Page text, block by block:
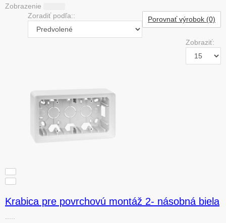
Zobrazenie
Porovnať výrobok (0)
Zoradiť podľa::
Zobraziť:
Krabica pre povrchovú montáž 2- násobná biela